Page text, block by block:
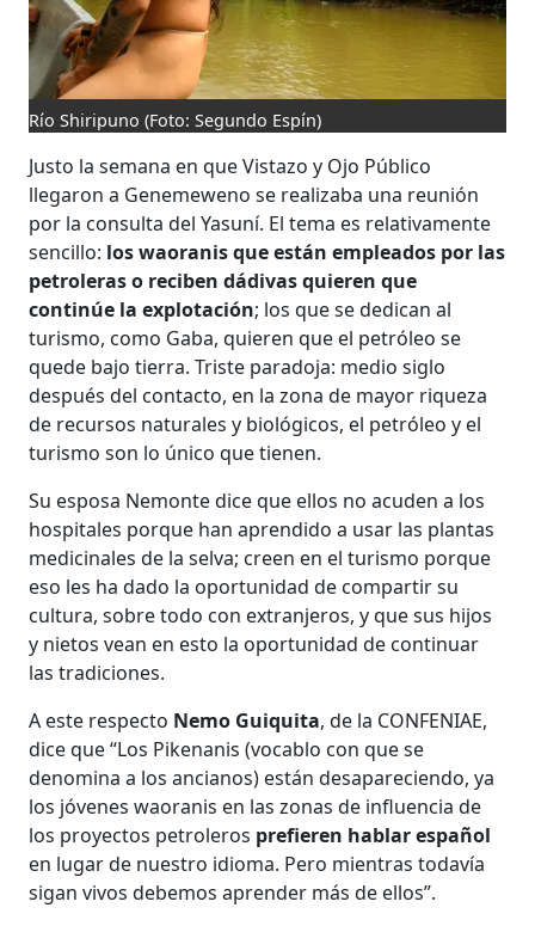
Río Shiripuno (Foto: Segundo Espín)
Justo la semana en que Vistazo y Ojo Público
llegaron a Genemeweno se realizaba una reunión
por la consulta del Yasuní. El tema es relativamente
sencillo: los waoranis que están empleados por las
petroleras o reciben dádivas quieren que
continúe la explotación; los que se dedican al
turismo, como Gaba, quieren que el petróleo se
quede bajo tierra. Triste paradoja: medio siglo
después del contacto, en la zona de mayor riqueza
de recursos naturales y biológicos, el petróleo y el
turismo son lo único que tienen.
Su esposa Nemonte dice que ellos no acuden a los
hospitales porque han aprendido a usar las plantas
medicinales de la selva; creen en el turismo porque
eso les ha dado la oportunidad de compartir su
cultura, sobre todo con extranjeros, y que sus hijos
y nietos vean en esto la oportunidad de continuar
las tradiciones.
A este respecto Nemo Guiquita, de la CONFENIAE,
dice que “Los Pikenanis (vocablo con que se
denomina a los ancianos) están desapareciendo, ya
los jóvenes waoranis en las zonas de influencia de
los proyectos petroleros prefieren hablar español
en lugar de nuestro idioma. Pero mientras todavía
sigan vivos debemos aprender más de ellos”.